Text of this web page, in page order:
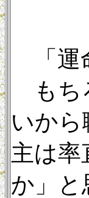
「運
もち
いか
主は
か」と